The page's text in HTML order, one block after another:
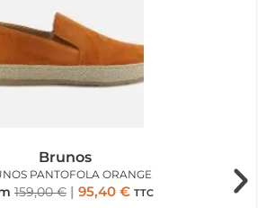
Brunos
PANTOFOLA ORANGE
159,00€ 95,40 € TTC